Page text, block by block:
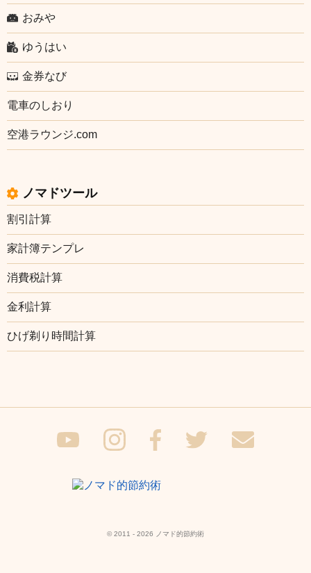
おみや
ゆうはい
金券なび
電車のしおり
空港ラウンジ.com
ノマドツール
割引計算
家計簿テンプレ
消費税計算
金利計算
ひげ剃り時間計算
© 2011 - 2026 ノマド的節約術